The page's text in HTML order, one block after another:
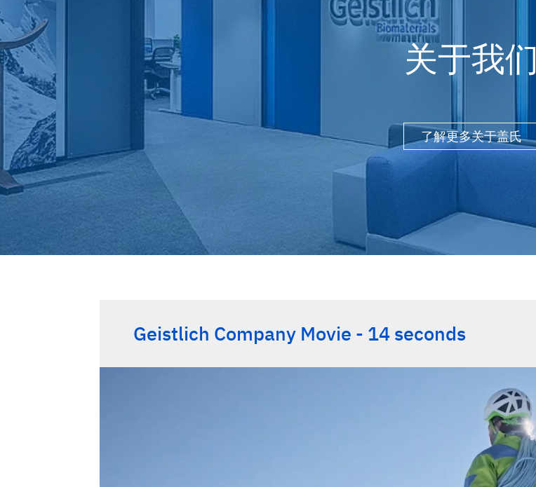
关于我们
了解更多关于盖氏
Geistlich Company Movie - 14 seconds